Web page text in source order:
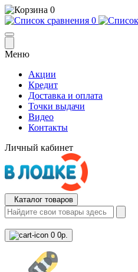
0
0
Меню
Акции
Кредит
Доставка и оплата
Точки выдачи
Видео
Контакты
Личный кабинет
Каталог товаров
0 0р.